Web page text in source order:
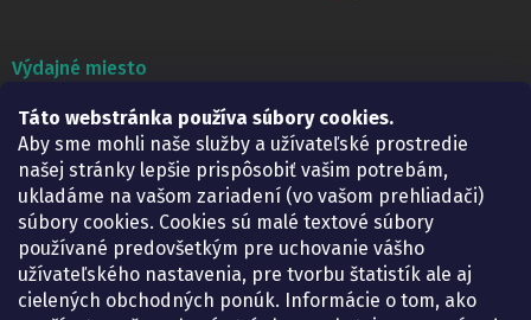
Táto webstránka používa súbory cookies.
Aby sme mohli naše služby a užívateľské prostredie
našej stránky lepšie prispôsobiť vašim potrebám,
ukladáme na vašom zariadení (vo vašom prehliadači)
súbory cookies. Cookies sú malé textové súbory
používané predovšetkým pre uchovanie vášho
užívateľského nastavenia, pre tvorbu štatistík ale aj
cielených obchodných ponúk. Informácie o tom, ako
Výdajné miesto
Lekáreň ADONAI
Košice – Smetanova 2
Pondelok:
07.30 – 15.30 h.
Utorok:
07.30 – 16.00 h.
Streda:
07.30 – 16.00 h.
Štvrtok:
07.30 – 15.30 h.
Piatok:
07.30 – 15.30 h.
KONTAKT